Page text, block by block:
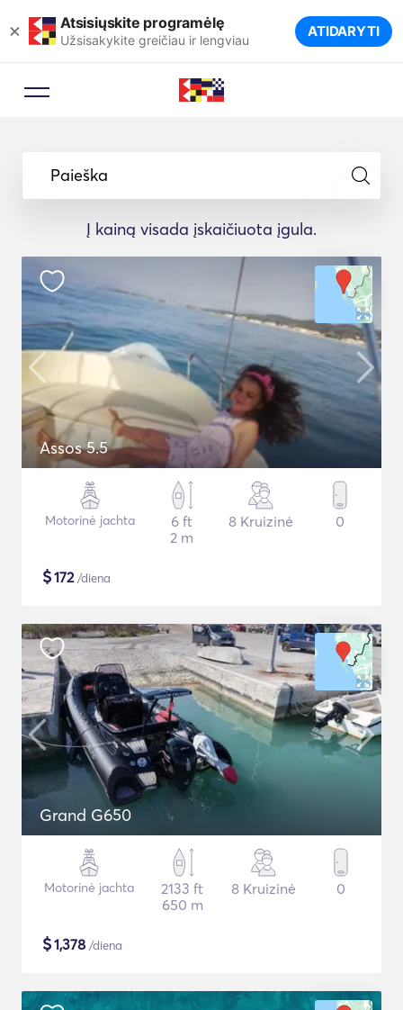
× Atsisiųskite programėlę
Užsisakykite greičiau ir lengviau ATIDARYTI
Paieška
Į kainą visada įskaičiuota įgula.
Assos 5.5
Motorinė jachta
6 ft
2 m
8 Kruizinė 0
$172/diena
Grand G650
Motorinė jachta
2133 ft
650 m
8 Kruizinė 0
$1,378 /diena